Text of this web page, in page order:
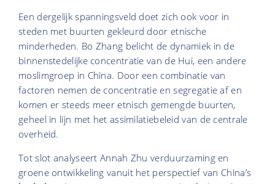
Een dergelijk spanningsveld doet zich ook voor in
steden met buurten gekleurd door etnische
minderheden. Bo Zhang belicht de dynamiek in de
binnenstedelijke concentratie van de Hui, een andere
moslimgroep in China. Door een combinatie van
factoren nemen de concentratie en segregatie af en
komen er steeds meer etnisch gemengde buurten,
geheel in lijn met het assimilatiebeleid van de centrale
overheid.
Tot slot analyseert Annah Zhu verduurzaming en
groene ontwikkeling vanuit het perspectief van China’s